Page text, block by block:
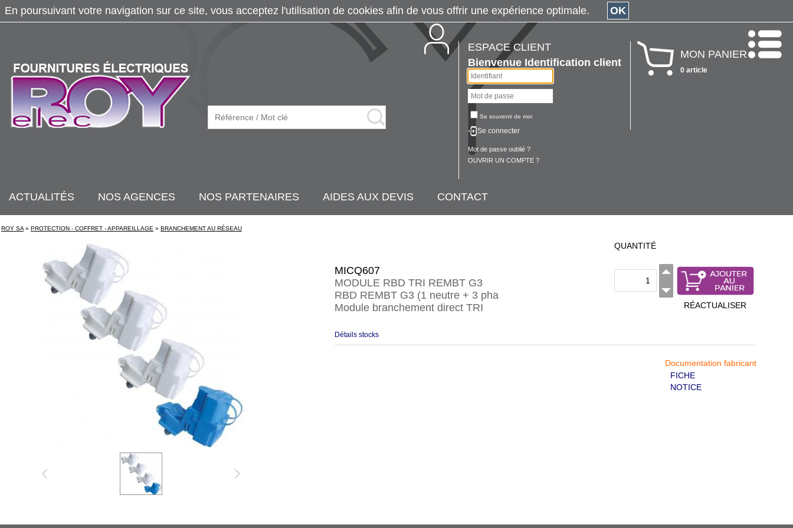
ESPACE CLIENT
Bienvenue Identification client
Se souvenir de moi
Se connecter
Mot de passe oublié ?
OUVRIR UN COMPTE ?
MON PANIER
0 article
ACTUALITÉS NOS AGENCES NOS PARTENAIRES AIDES AUX DEVIS CONTACT
ROY SA » PROTECTION - COFFRET - APPAREILLAGE » BRANCHEMENT AU RÉSEAU
MICQ607
MODULE RBD TRI REMBT G3
RBD REMBT G3 (1 neutre + 3 pha
Module branchement direct TRI
QUANTITÉ
RÉACTUALISER
Détails stocks
Documentation fabricant
FICHE
NOTICE
En poursuivant votre navigation sur ce site, vous acceptez l'utilisation de cookies afin de vous offrir une expérience optimale. OK